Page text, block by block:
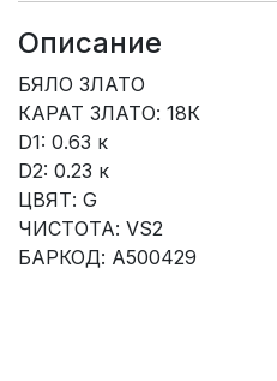
Описание
БЯЛО ЗЛАТО
КАРАТ ЗЛАТО: 18К
D1: 0.63 к
D2: 0.23 к
ЦВЯТ: G
ЧИСТОТА: VS2
БАРКОД: A500429